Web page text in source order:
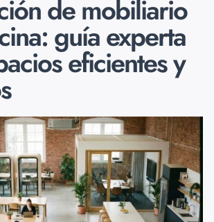
de mobiliario
guía experta
eficientes y